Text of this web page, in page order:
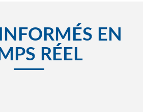
EN
RÉEL